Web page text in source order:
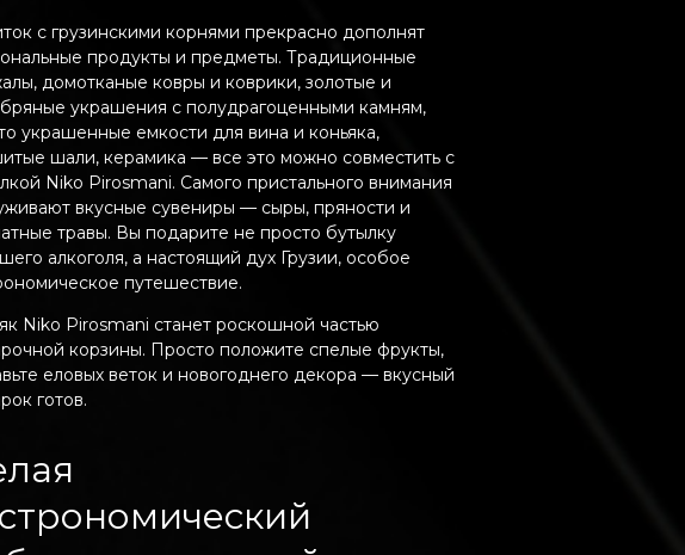
с грузинскими корнями прекрасно дополнят
продукты и предметы. Традиционные
домотканые ковры и коврики, золотые и
украшения с полудрагоценными камням,
украшенные емкости для вина и коньяка,
шали, керамика — все это можно совместить с
Niko Pirosmani. Самого пристального внимания
вкусные сувениры — сыры, пряности и
травы. Вы подарите не просто бутылку
алкоголя, а настоящий дух Грузии, особое
путешествие.
Niko Pirosmani станет роскошной частью
корзины. Просто положите спелые фрукты,
еловых веток и новогоднего декора — вкусный
готов.